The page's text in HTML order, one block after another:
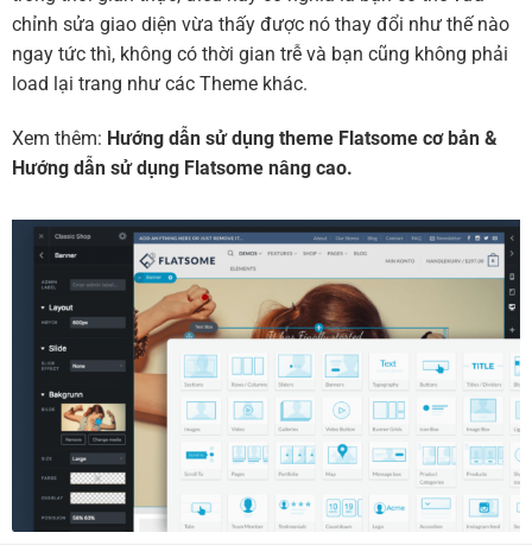
chỉnh sửa giao diện vừa thấy được nó thay đổi như thế nào
ngay tức thì, không có thời gian trễ và bạn cũng không phải
load lại trang như các Theme khác.
Xem thêm: Hướng dẫn sử dụng theme Flatsome cơ bản &
Hướng dẫn sử dụng Flatsome nâng cao.